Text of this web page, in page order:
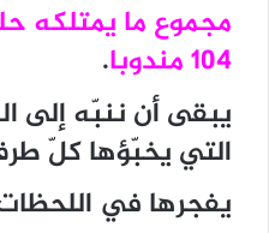
مجموع ما يمتلكه
104 مندوبا
.
يبقى أن ننبّه إلى
التي يخبّؤها كلّ
يفجرها في اللحظات